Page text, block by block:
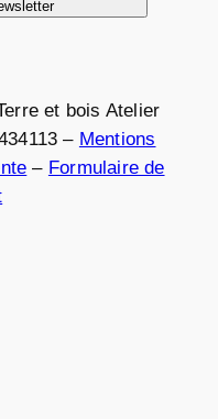
et bois Atelier
– Mentions
– Formulaire de